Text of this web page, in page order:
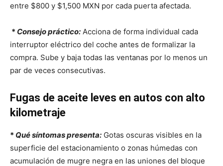
entre $800 y $1,500 MXN por cada puerta afectada.
* Consejo práctico: Acciona de forma individual cada
interruptor eléctrico del coche antes de formalizar la
compra. Sube y baja todas las ventanas por lo menos un
par de veces consecutivas.
Fugas de aceite leves en autos con alto
kilometraje
* Qué síntomas presenta: Gotas oscuras visibles en la
superficie del estacionamiento o zonas húmedas con
acumulación de mugre negra en las uniones del bloque